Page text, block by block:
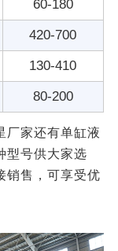
60-180
420-700
130-410
80-200
厂家还有单缸液
型号供大家选
销售，可享受优